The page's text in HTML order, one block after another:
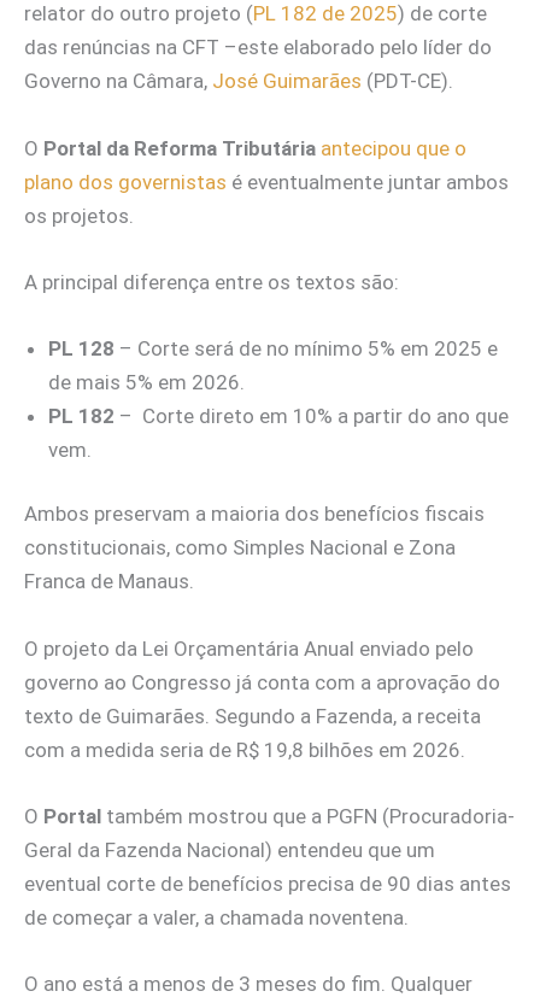
relator do outro projeto (PL 182 de 2025) de corte
das renúncias na CFT –este elaborado pelo líder do
Governo na Câmara, José Guimarães (PDT-CE).
O Portal da Reforma Tributária antecipou que o
plano dos governistas é eventualmente juntar ambos
os projetos.
A principal diferença entre os textos são:
PL 128 – Corte será de no mínimo 5% em 2025 e
de mais 5% em 2026.
PL 182 – Corte direto em 10% a partir do ano que
vem.
Ambos preservam a maioria dos benefícios fiscais
constitucionais, como Simples Nacional e Zona
Franca de Manaus.
O projeto da Lei Orçamentária Anual enviado pelo
governo ao Congresso já conta com a aprovação do
texto de Guimarães. Segundo a Fazenda, a receita
com a medida seria de R$ 19,8 bilhões em 2026.
O Portal também mostrou que a PGFN (Procuradoria-
Geral da Fazenda Nacional) entendeu que um
eventual corte de benefícios precisa de 90 dias antes
de começar a valer, a chamada noventena.
O ano está a menos de 3 meses do fim. Qualquer